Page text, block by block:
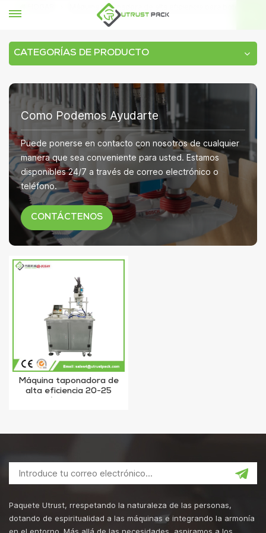
Máquina taponadora de alta eficiencia para botella
CATEGORÍAS DE PRODUCTO
Como Podemos Ayudarte
Puede ponerse en contacto con nosotros de cualquier
manera que sea conveniente para usted. Estamos
disponibles 24/7 a través de correo electrónico o
teléfono.
CONTÁCTENOS
Máquina taponadora de
alta eficiencia 20-25
Paquete Utrust, rrespetando la naturaleza de las personas,
dotando de espiritualidad a las máquinas e integrando la armonía
en el entorno. Más allá de las necesidades, aspiramos a los